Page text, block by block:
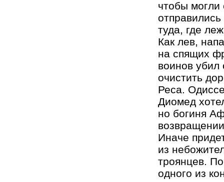
чтобы могли
туда, где
Как лев,
на спящих
воинов убил
очистить
Реса.
Диомед
но богиня
Иначе
из
троянцев.
одного из